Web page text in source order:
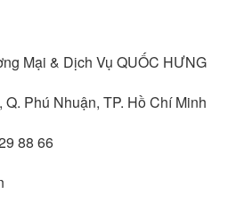
Mại & Dịch Vụ QUỐC HƯNG
Phú Nhuận, TP. Hồ Chí Minh
88 66